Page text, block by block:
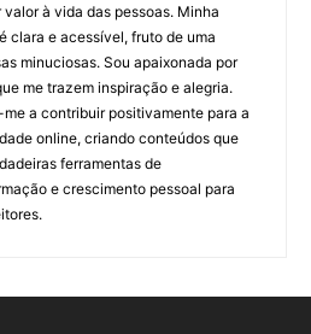
valor à vida das pessoas. Minha
clara e acessível, fruto de uma
minuciosas. Sou apaixonada por
me trazem inspiração e alegria.
a contribuir positivamente para a
online, criando conteúdos que
ferramentas de
e crescimento pessoal para